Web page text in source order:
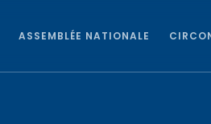
ASSEMBLÉE NATIONALE